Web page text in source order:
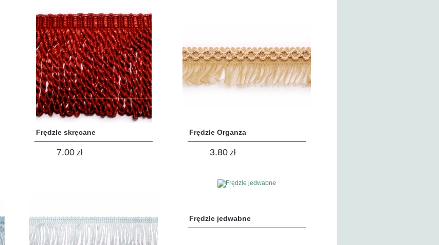
Frędzle skręcane
7.00 zł
Frędzle Organza
3.80 zł
Frędzle jedwabne